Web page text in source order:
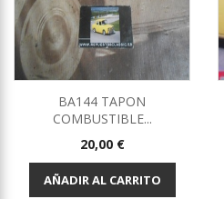
BA144 TAPON
COMBUSTIBLE...
Precio
20,00 €
AÑADIR AL CARRITO